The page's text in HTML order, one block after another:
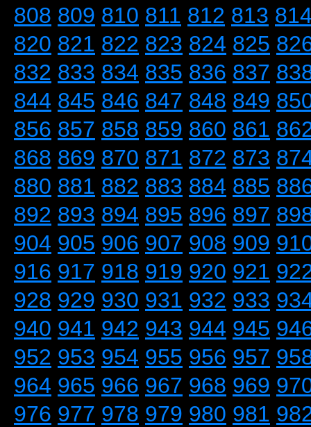
808 809 810 811 812 813
820 821 822 823 824 825
832 833 834 835 836 837
844 845 846 847 848 849
856 857 858 859 860 861
868 869 870 871 872 873
880 881 882 883 884 885
892 893 894 895 896 897
904 905 906 907 908 909
916 917 918 919 920 921
928 929 930 931 932 933
940 941 942 943 944 945
952 953 954 955 956 957
964 965 966 967 968 969
976 977 978 979 980 981